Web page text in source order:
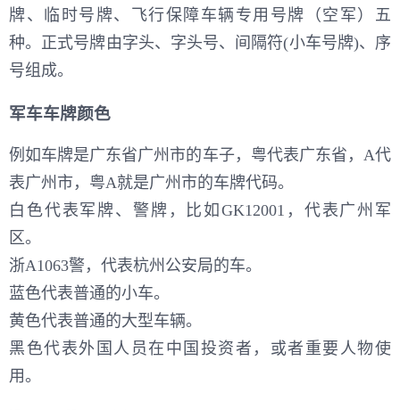
牌、临时号牌、飞行保障车辆专用号牌（空军）五
种。正式号牌由字头、字头号、间隔符(小车号牌)、序
号组成。
军车车牌颜色
例如车牌是广东省广州市的车子，粤代表广东省，A代
表广州市，粤A就是广州市的车牌代码。
白色代表军牌、警牌，比如GK12001，代表广州军
区。
浙A1063警，代表杭州公安局的车。
蓝色代表普通的小车。
黄色代表普通的大型车辆。
黑色代表外国人员在中国投资者，或者重要人物使
用。